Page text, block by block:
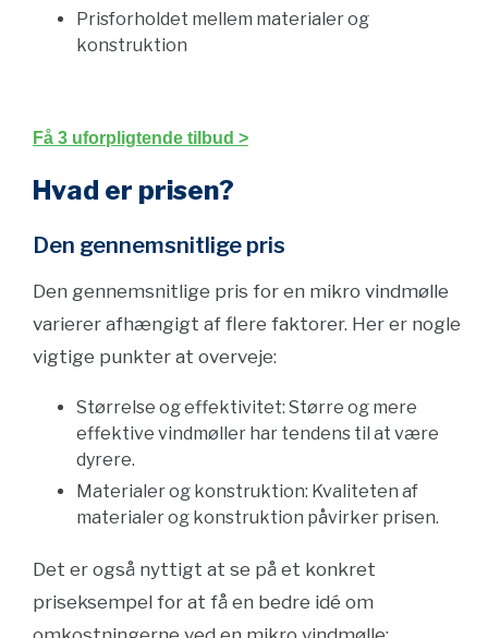
Prisforholdet mellem materialer og
konstruktion
Få 3 uforpligtende tilbud >
Hvad er prisen?
Den gennemsnitlige pris
Den gennemsnitlige pris for en mikro vindmølle
varierer afhængigt af flere faktorer. Her er nogle
vigtige punkter at overveje:
Størrelse og effektivitet: Større og mere
effektive vindmøller har tendens til at være
dyrere.
Materialer og konstruktion: Kvaliteten af
materialer og konstruktion påvirker prisen.
Det er også nyttigt at se på et konkret
priseksempel for at få en bedre idé om